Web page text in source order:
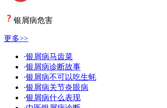
银屑病危害
更多>>
·银屑病马齿菜
·银屑病诊断故事
·银屑病不可以吃生蚝
·银屑病关节炎眼病
·银屑病什么表现